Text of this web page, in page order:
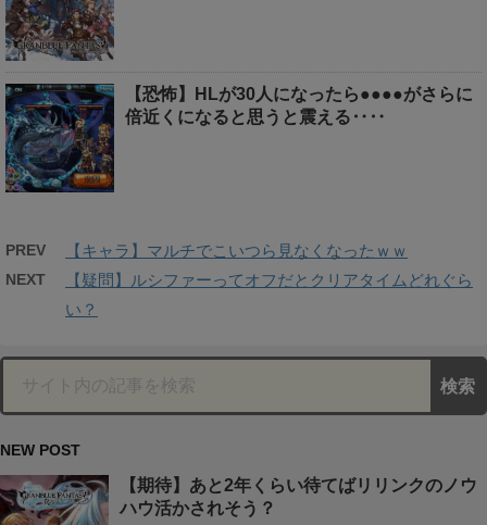
【恐怖】HLが30人になったら●●●●がさらに
倍近くになると思うと震える‥‥
PREV 【キャラ】マルチでこいつら見なくなったｗｗ
NEXT
【疑問】ルシファーってオフだとクリアタイムどれぐら
い？
NEW POST
【期待】あと2年くらい待てばリリンクのノウ
ハウ活かされそう？